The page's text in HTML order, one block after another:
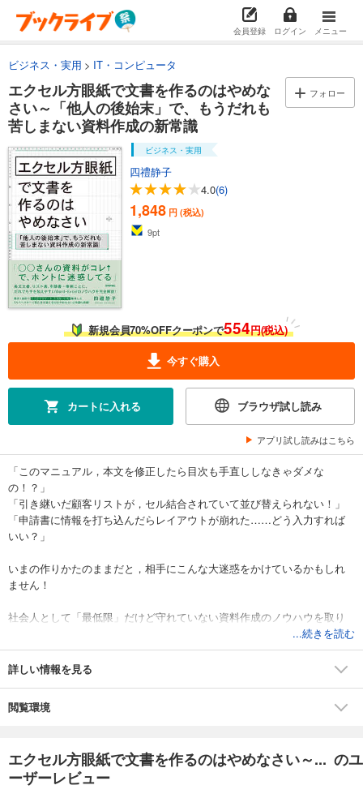
会員登録 ログイン メニュー
ビジネス・実用 IT・コンピュータ
エクセル方眼紙で文書を作るのはやめな
さい～「他人の後始末」で、もうだれも
苦しまない資料作成の新常識
フォロー
ビジネス・実用
四禮静子
4.0(6)
1,848 円 (税込)
9pt
新規会員70%OFFクーポンで554円(税込)
今すぐ購入
カートに入れる ブラウザ試し読み
アプリ試し読みはこちら
「このマニュアル，本文を修正したら目次も手直ししなきゃダメな
の！？」
「引き継いだ顧客リストが，セル結合されていて並び替えられない！」
「申請書に情報を打ち込んだらレイアウトが崩れた……どう入力すれば
いい？」
いまの作りかたのままだと，相手にこんな大迷惑をかけているかもしれ
ません！
社会人として「最低限」だけど守れていない資料作成のノウハウを取り
上げ，日本中で話題沸騰となった『スペースキーで見た目を整えるのは
やめなさい』では扱えなかった迷惑書類を根本解決する方法を事例ごと
に完全解説。だれでも再編集・入力しやすい「全社会人にやさしい資
ベテラン著者がお教えします！
...続きを読む
詳しい情報を見る
閲覧環境
エクセル方眼紙で文書を作るのはやめなさい～... のユ
ーザーレビュー